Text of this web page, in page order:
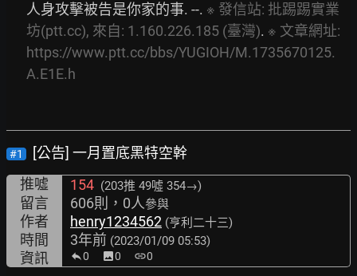
人身攻擊被告是你家的事. --. ※ 發信站: 批踢踢實業
坊(ptt.cc), 來自: 1.160.226.185 (臺灣). ※ 文章網址:
https://www.ptt.cc/bbs/YUGIOH/M.1735670125.
A.E1E.h
#1
[公告] 一月置底黑特空幹
推噓
154 (203推 49噓 354→)
留言 606則，0人參與
作者 henry1234562 (亨利二十三)
時間 3年前 (2023/01/09 05:53)
資訊 0 image0 link0